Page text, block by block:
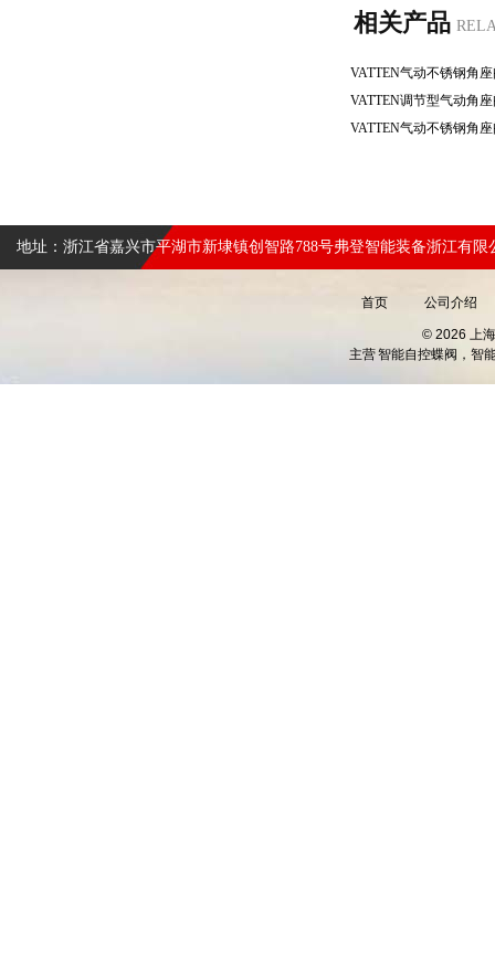
相关产品
地址：浙江省嘉兴市平湖市新埭镇创智路788号弗登智能装备浙江有限
首页 公司介绍
© 2026 上
主营智能自控蝶阀，智